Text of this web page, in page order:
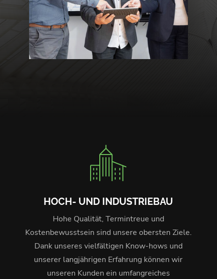
HOCH- UND INDUSTRIEBAU
Hohe Qualität, Termintreue und
Kostenbewusstsein sind unsere obersten Ziele.
Dank unseres vielfältigen Know-hows und
unserer langjährigen Erfahrung können wir
unseren Kunden ein umfangreiches